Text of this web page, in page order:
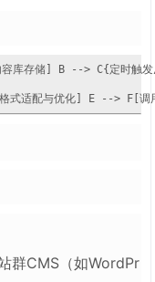
库存储] B --> C{定时触
适配与优化] E --> F[调
群CMS（如WordPr